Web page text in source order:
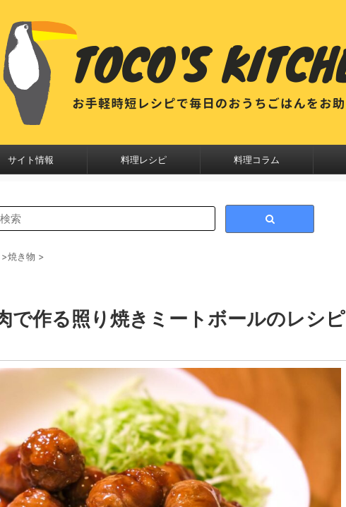
サイト情報 料理レシピ 料理コラム
>焼き物 >
で作る照り焼きミートボールのレシピ